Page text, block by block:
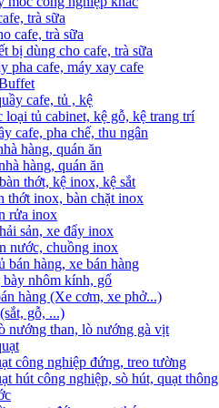
trà sữa
cafe, trà sữa
bị dùng cho cafe, trà sữa
pha cafe, máy xay cafe
cafe, tủ , kệ
loại tủ cabinet, kệ gỗ, kệ trang trí
cafe, pha chế, thu ngân
hàng, quán ăn
hàng, quán ăn
thớt, kệ inox, kệ sắt
thớt inox, bàn chặt inox
rửa inox
sản, xe đẩy inox
nước, chuồng inox
bán hàng, xe bán hàng
nhôm kính, gổ
hàng (Xe cơm, xe phở...)
gỗ, ...)
nướng than, lò nướng gà vịt
công nghiệp đứng, treo tường
hút công nghiệp, sò hút, quạt